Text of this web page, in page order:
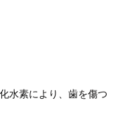
素により、歯を傷つ